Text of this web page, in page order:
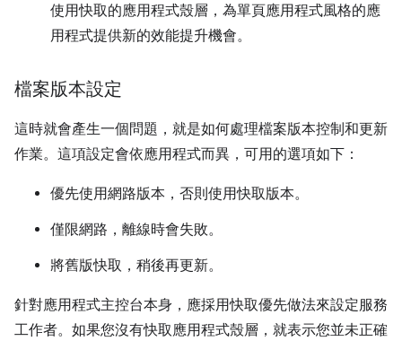
使用快取的應用程式殼層，為單頁應用程式風格的應
用程式提供新的效能提升機會。
檔案版本設定
這時就會產生一個問題，就是如何處理檔案版本控制和更新
作業。這項設定會依應用程式而異，可用的選項如下：
優先使用網路版本，否則使用快取版本。
僅限網路，離線時會失敗。
將舊版快取，稍後再更新。
針對應用程式主控台本身，應採用快取優先做法來設定服務
工作者。如果您沒有快取應用程式殼層，就表示您並未正確